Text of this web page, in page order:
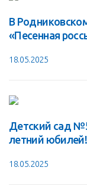
В
«Песенная
18.05.2025
Детский сад
летний юбилей!
18.05.2025